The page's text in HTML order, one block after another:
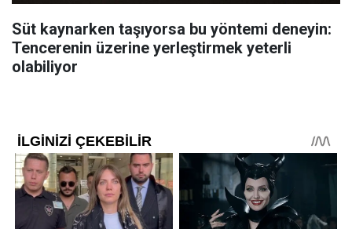
Süt kaynarken taşıyorsa bu yöntemi deneyin:
Tencerenin üzerine yerleştirmek yeterli
olabiliyor